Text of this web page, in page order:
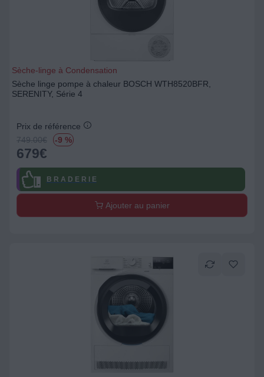
Sèche-linge à Condensation
Sèche linge pompe à chaleur BOSCH WTH8520BFR,
SERENITY, Série 4
Prix de référence
749.00€ -9 %
679€
B R A D E R I E
Ajouter au panier